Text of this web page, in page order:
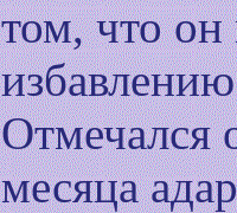
том, что
Отмечался
месяца